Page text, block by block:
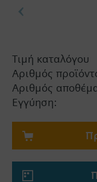
Σημαντική
Τιμή καταλόγου
Αριθμός
Αριθμός
Εγγύηση: